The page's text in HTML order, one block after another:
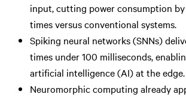
input, cutting power consumption
times versus conventional systems.
Spiking neural networks (SNNs)
times under 100 milliseconds,
artificial intelligence (AI) at the edge.
Neuromorphic computing already